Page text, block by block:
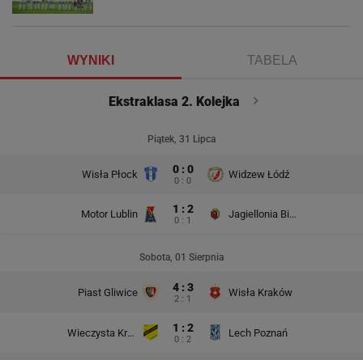
WYNIKI TABELA
Ekstraklasa 2. Kolejka
Piątek, 31 Lipca
Wisła Płock 0 : 0
0 : 0
Widzew Łódź
Motor Lublin 1 : 2
0 : 1
Jagiellonia Białystok
Sobota, 01 Sierpnia
Piast Gliwice 4 : 3
2 : 1
Wisła Kraków
Wieczysta Kraków 1 : 2
0 : 2
Lech Poznań